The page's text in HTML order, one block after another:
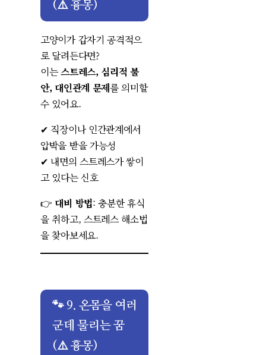
(⚠️ 흉몽)
고양이가 갑자기 공격적으
로 달려든다면?
이는스트레스, 심리적 불
안, 대인관계 문제를 의미할
수 있어요.
✔ 직장이나 인간관계에서
압박을 받을 가능성
✔ 내면의 스트레스가 쌓이
고 있다는 신호
👉 대비 방법: 충분한 휴식
을 취하고, 스트레스 해소법
을 찾아보세요.
🐾 9. 온몸을 여러
군데 물리는 꿈
(⚠️ 흉몽)